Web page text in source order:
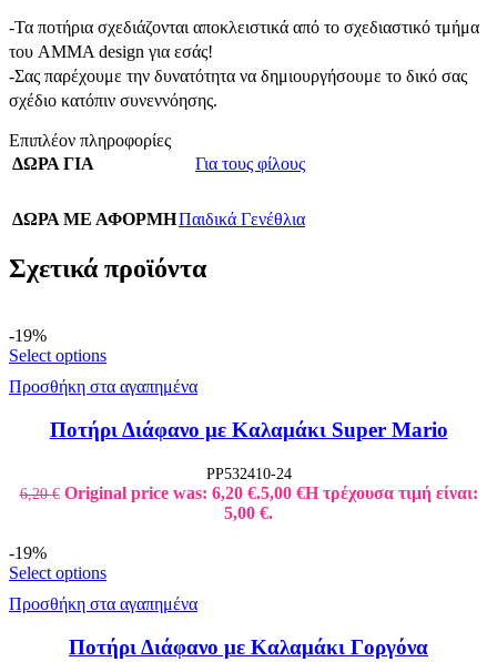
-Τα ποτήρια σχεδιάζονται αποκλειστικά από το σχεδιαστικό τμήμα
του AMMA design για εσάς!
-Σας παρέχουμε την δυνατότητα να δημιουργήσουμε το δικό σας
σχέδιο κατόπιν συνεννόησης.
Επιπλέον πληροφορίες
ΔΩΡΑ ΓΙΑ
Για τους φίλους
ΔΩΡΑ ΜΕ ΑΦΟΡΜΗΠαιδικά Γενέθλια
Σχετικά προϊόντα
-19%
Select options
Προσθήκη στα αγαπημένα
Ποτήρι Διάφανο με Καλαμάκι Super Mario
PP532410-24
6,20€ Original price was: 6,20 €.5,00 €Η τρέχουσα τιμή είναι:
5,00 €.
-19%
Select options
Προσθήκη στα αγαπημένα
Ποτήρι Διάφανο με Καλαμάκι Γοργόνα